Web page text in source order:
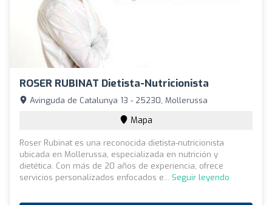
ROSER RUBINAT Dietista-Nutricionista
Avinguda de Catalunya 13 - 25230, Mollerussa
Mapa
Roser Rubinat es una reconocida dietista-nutricionista
ubicada en Mollerussa, especializada en nutrición y
dietética. Con más de 20 años de experiencia, ofrece
servicios personalizados enfocados e... Seguir leyendo